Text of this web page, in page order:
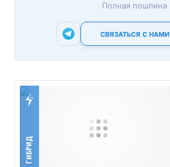
Полная пошлина
СВЯЗАТЬСЯ С НАМИ
ГИБРИД